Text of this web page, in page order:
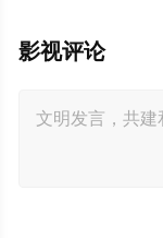
影视评论